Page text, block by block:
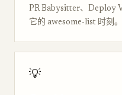
PR Babysitter、Deploy
它的 awesome-list 时刻。
💡